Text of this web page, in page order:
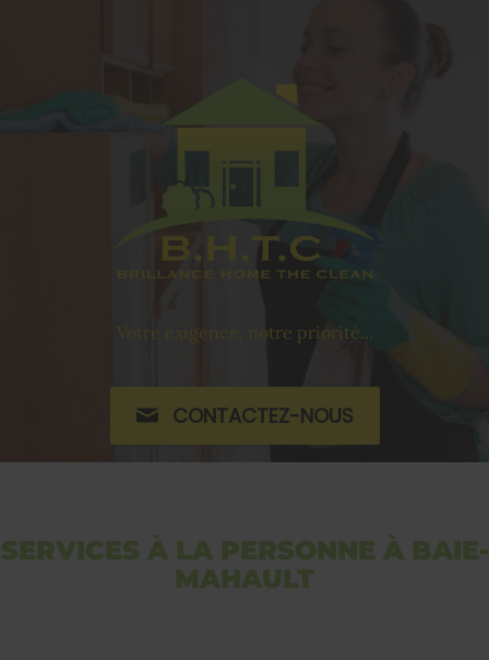
Votre exigence, notre priorité...
CONTACTEZ-NOUS
SERVICES À LA PERSONNE À BAIE-
MAHAULT